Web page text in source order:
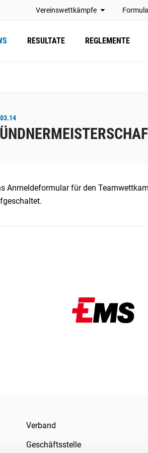
Vereinswettkämpfe
RESULTATE REGLEMENTE
Anmeldeformular für den
Verband
Geschäftsstelle